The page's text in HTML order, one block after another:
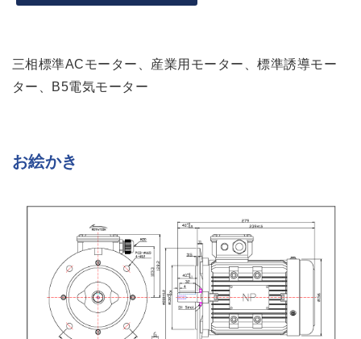
三相標準ACモーター、産業用モーター、標準誘導モー
ター、B5電気モーター
お絵かき